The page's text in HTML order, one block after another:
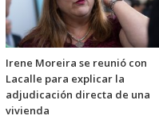
Irene Moreira se reunió con
Lacalle para explicar la
adjudicación directa de una
vivienda